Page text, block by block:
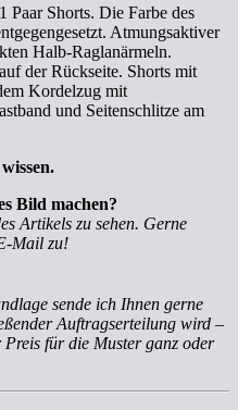
Paar Shorts. Die Farbe des
Atmungsaktiver
Halb-Raglanärmeln.
der Rückseite. Shorts mit
Kordelzug mit
und Seitenschlitze am
Bild machen?
Artikels zu sehen. Gerne
Mail zu!
sende ich Ihnen gerne
Auftragserteilung wird –
für die Muster ganz oder